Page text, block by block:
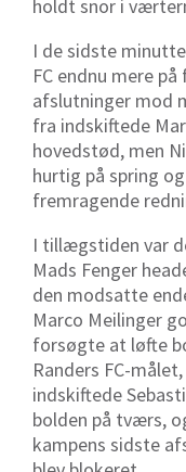
holdt snor i
I de sidste
FC endnu mere
afslutninger mod
fra indskiftede
hovedstød, men
hurtig på spring
fremragende
I tillægstiden var
Mads Fenger
den modsatte
Marco Meilinger
forsøgte at løfte
Randers FC-
indskiftede
bolden på tværs,
kampens sidste